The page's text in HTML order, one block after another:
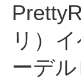
リ）
ーデ